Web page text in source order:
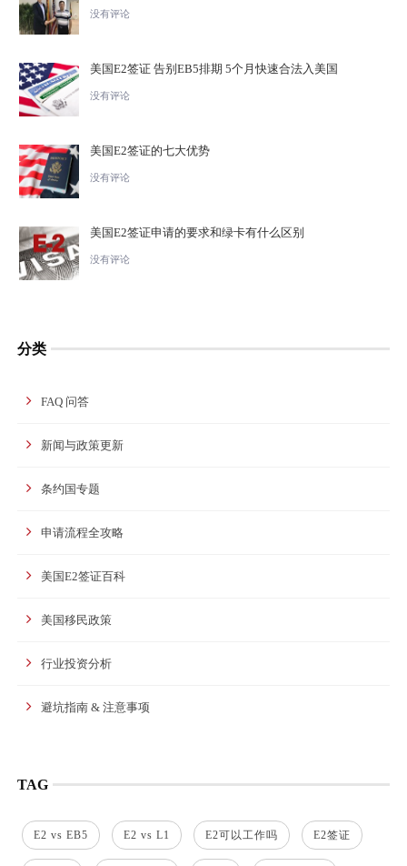
没有评论
美国E2签证 告别EB5排期 5个月快速合法入美国
没有评论
美国E2签证的七大优势
没有评论
美国E2签证申请的要求和绿卡有什么区别
没有评论
分类
FAQ 问答
新闻与政策更新
条约国专题
申请流程全攻略
美国E2签证百科
美国移民政策
行业投资分析
避坑指南 & 注意事项
TAG
E2 vs EB5 E2 vs L1 E2可以工作吗 E2签证